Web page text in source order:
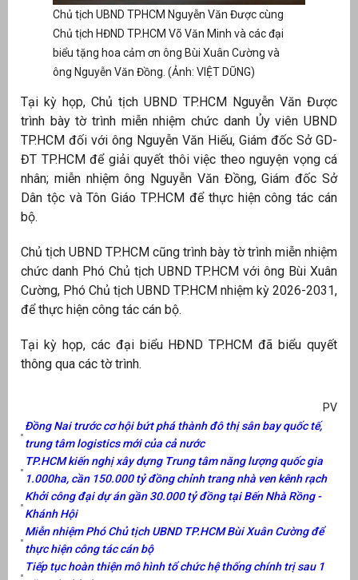
Chủ tịch UBND TPHCM Nguyễn Văn Được cùng
Chủ tịch HĐND TP.HCM Võ Văn Minh và các đại
biểu tặng hoa cảm ơn ông Bùi Xuân Cường và
ông Nguyễn Văn Đồng. (Ảnh: VIỆT DŨNG)
Tại kỳ họp, Chủ tịch UBND TP.HCM Nguyễn Văn Được
trình bày tờ trình miễn nhiệm chức danh Ủy viên UBND
TP.HCM đối với ông Nguyễn Văn Hiếu, Giám đốc Sở GD-
ĐT TP.HCM để giải quyết thôi việc theo nguyện vọng cá
nhân; miễn nhiệm ông Nguyễn Văn Đồng, Giám đốc Sở
Dân tộc và Tôn Giáo TP.HCM để thực hiện công tác cán
bộ.
Chủ tịch UBND TP.HCM cũng trình bày tờ trình miễn nhiệm
chức danh Phó Chủ tịch UBND TP.HCM với ông Bùi Xuân
Cường, Phó Chủ tịch UBND TP.HCM nhiệm kỳ 2026-2031,
để thực hiện công tác cán bộ.
Tại kỳ họp, các đại biểu HĐND TP.HCM đã biểu quyết
thông qua các tờ trình.
PV
Đồng Nai trước cơ hội bứt phá thành đô thị sân bay quốc tế,
trung tâm logistics mới của cả nước
TP.HCM kiến nghị xây dựng Trung tâm năng lượng quốc gia
1.000ha, cần 150.000 tỷ đồng chỉnh trang nhà ven kênh rạch
Khởi công đại dự án gần 30.000 tỷ đồng tại Bến Nhà Rồng -
Khánh Hội
Miễn nhiệm Phó Chủ tịch UBND TP.HCM Bùi Xuân Cường để
thực hiện công tác cán bộ
Tiếp tục hoàn thiện mô hình tổ chức hệ thống chính trị sau 1